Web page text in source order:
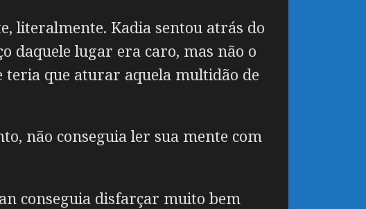
literalmente. Kadia sentou atrás do
daquele lugar era caro, mas não o
que aturar aquela multidão de
não conseguia ler sua mente com
conseguia disfarçar muito bem